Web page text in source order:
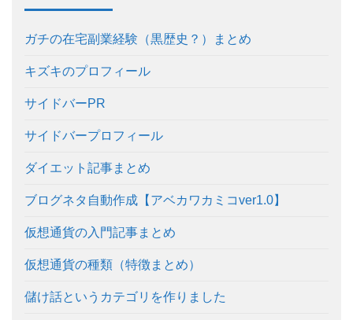
ガチの在宅副業経験（黒歴史？）まとめ
キズキのプロフィール
サイドバーPR
サイドバープロフィール
ダイエット記事まとめ
ブログネタ自動作成【アベカワカミコver1.0】
仮想通貨の入門記事まとめ
仮想通貨の種類（特徴まとめ）
儲け話というカテゴリを作りました